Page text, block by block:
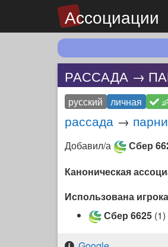
Ассоциации
РАССАДА →
русский личная
рассада → парни
Добавил/а Сбер
Каноническая
Использована
Сбер 6625 (1)